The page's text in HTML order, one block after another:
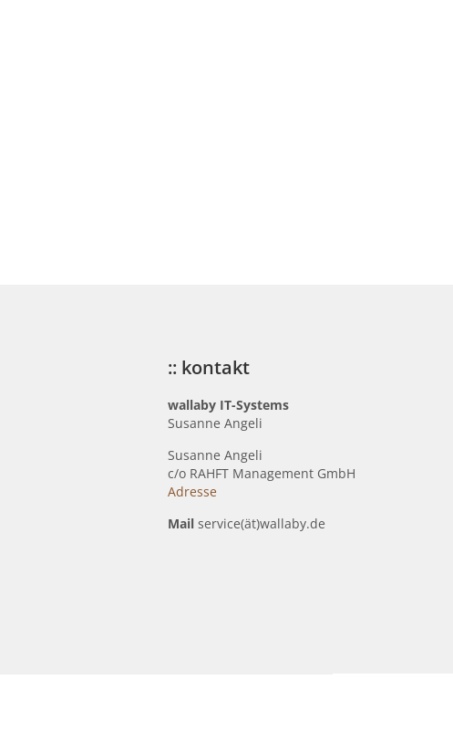
:: kontakt
wallaby IT-Systems
Susanne Angeli
Susanne Angeli
c/o RAHFT Management GmbH
Adresse
Mailservice(ät)wallaby.de